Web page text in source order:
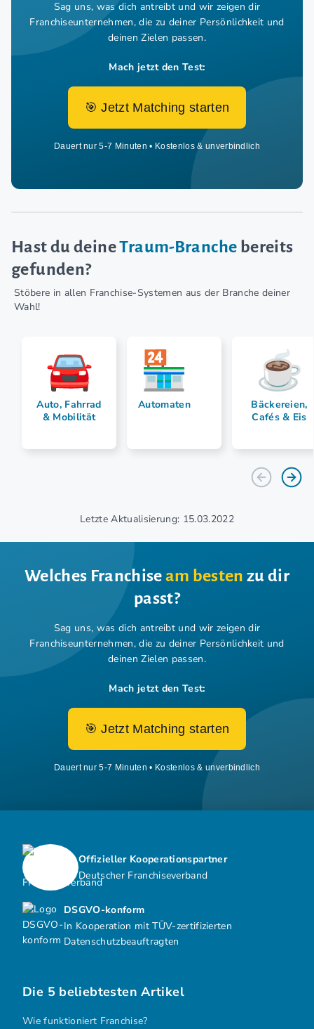
Sag uns, was dich antreibt und wir zeigen dir
Franchiseunternehmen, die zu deiner Persönlichkeit und
deinen Zielen passen.
Mach jetzt den Test:
🎯 Jetzt Matching starten
Dauert nur 5-7 Minuten • Kostenlos & unverbindlich
Hast du deineTraum-Branche bereits
gefunden?
Stöbere in allen Franchise-Systemen aus der Branche deiner
Wahl!
Auto, Fahrrad
& Mobilität
Automaten
Bäckereien,
Cafés & Eis
Letzte Aktualisierung: 15.03.2022
Welches Franchiseam besten zu dir
passt?
Sag uns, was dich antreibt und wir zeigen dir
Franchiseunternehmen, die zu deiner Persönlichkeit und
deinen Zielen passen.
Mach jetzt den Test:
🎯 Jetzt Matching starten
Dauert nur 5-7 Minuten • Kostenlos & unverbindlich
DSGVO-konform
In Kooperation mit TÜV-zertifizierten
Datenschutzbeauftragten
Offizieller Kooperationspartner
Deutscher Franchiseverband
Die 5 beliebtesten Artikel
Wie funktioniert Franchise?